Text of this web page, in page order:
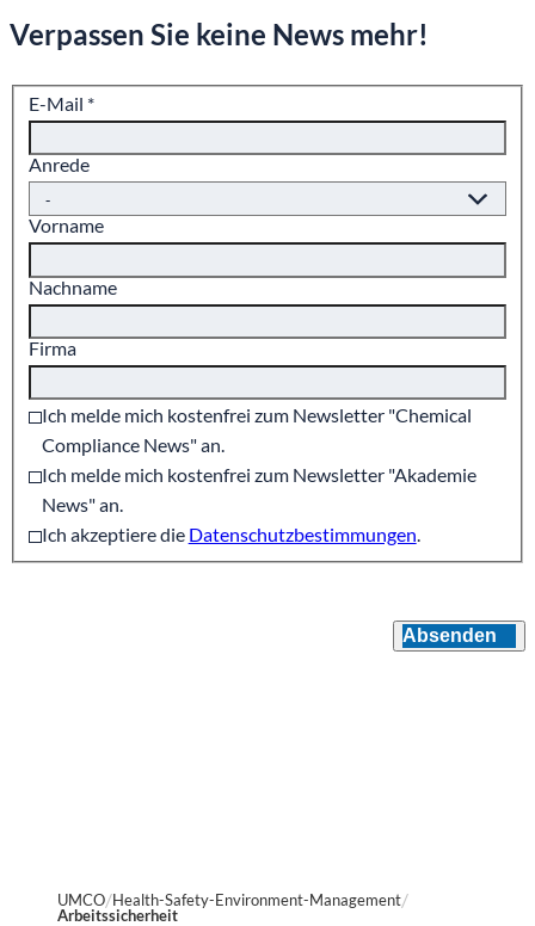
Verpassen Sie keine News mehr!
E-Mail *
Anrede
Vorname
Nachname
Firma
Ich melde mich kostenfrei zum Newsletter "Chemical
Compliance News" an.
Ich melde mich kostenfrei zum Newsletter "Akademie
News" an.
Ich akzeptiere die Datenschutzbestimmungen.
Absenden
UMCO Health-Safety-Environment-Management
Arbeitssicherheit